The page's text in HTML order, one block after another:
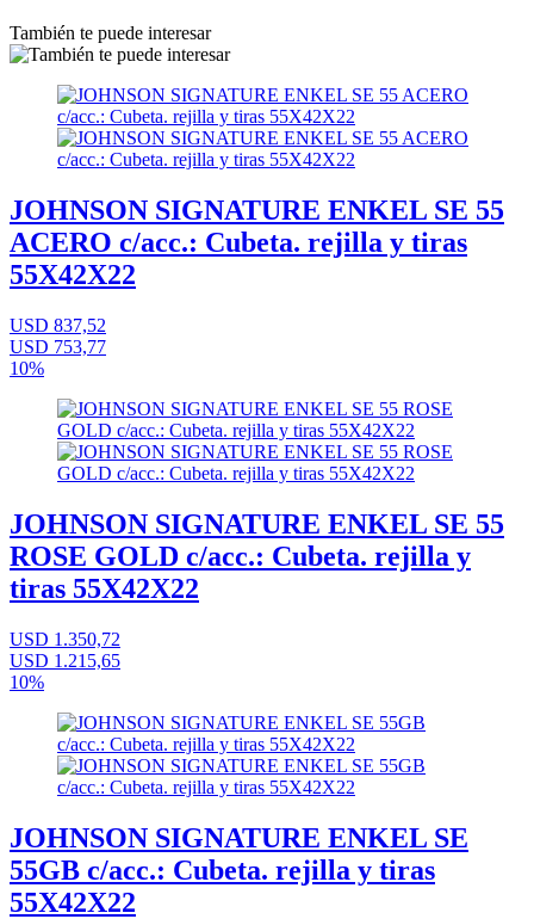
También te puede interesar
JOHNSON SIGNATURE ENKEL SE 55
ACERO c/acc.: Cubeta. rejilla y tiras
55X42X22
USD 837,52
USD 753,77
10%
JOHNSON SIGNATURE ENKEL SE 55
ROSE GOLD c/acc.: Cubeta. rejilla y
tiras 55X42X22
USD 1.350,72
USD 1.215,65
10%
JOHNSON SIGNATURE ENKEL SE
55GB c/acc.: Cubeta. rejilla y tiras
55X42X22